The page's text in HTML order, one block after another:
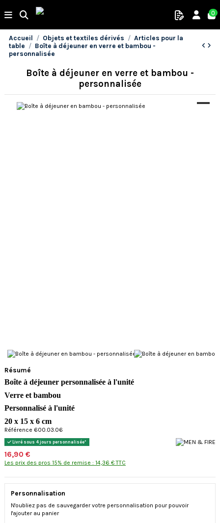
0
Accueil Objets et textiles dérivés
Articles pour la
table
Boîte à déjeuner en verre et bambou -
personnalisée
Résumé
Boîte à déjeuner personnalisée à l'unité
Verre et bambou
Personnalisé à l'unité
20 x 15 x 6 cm
Boîte à déjeuner en verre et bambou -
personnalisée
Référence 600.03.06
Livré sous 4 jours personnalisée*
16,90 €
Les prix des pros 15% de remise : 14,36 € TTC
Personnalisation
N'oubliez pas de sauvegarder votre personnalisation pour pouvoir
l'ajouter au panier